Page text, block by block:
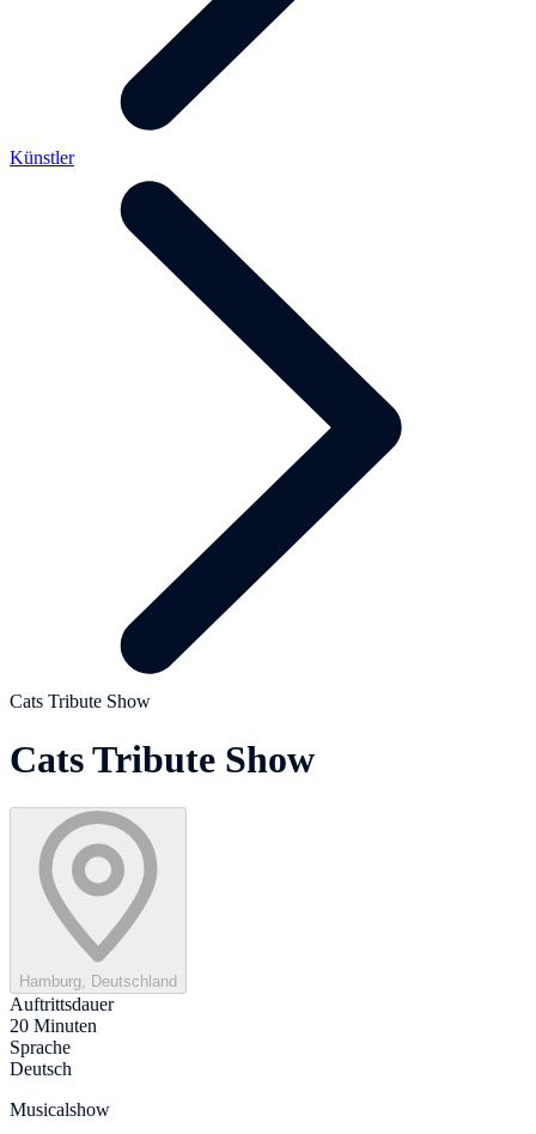
Künstler
Cats Tribute Show
Cats Tribute Show
Hamburg, Deutschland
Auftrittsdauer
20 Minuten
Sprache
Deutsch
Musicalshow